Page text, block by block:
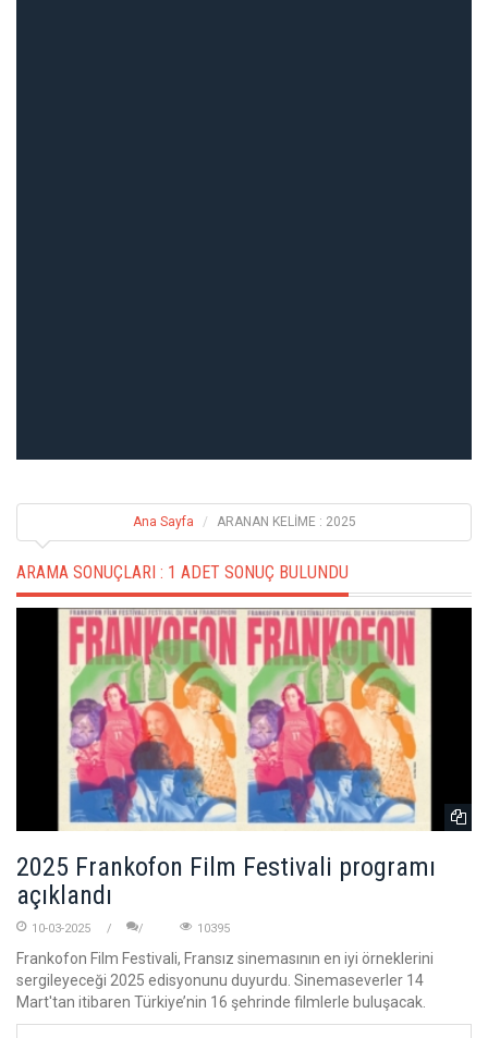
Ana Sayfa ARANAN KELİME : 2025
ARAMA SONUÇLARI : 1 ADET SONUÇ BULUNDU
2025 Frankofon Film Festivali programı
açıklandı
10-03-2025 10395
Frankofon Film Festivali, Fransız sinemasının en iyi örneklerini
sergileyeceği 2025 edisyonunu duyurdu. Sinemaseverler 14
Mart'tan itibaren Türkiye’nin 16 şehrinde filmlerle buluşacak.